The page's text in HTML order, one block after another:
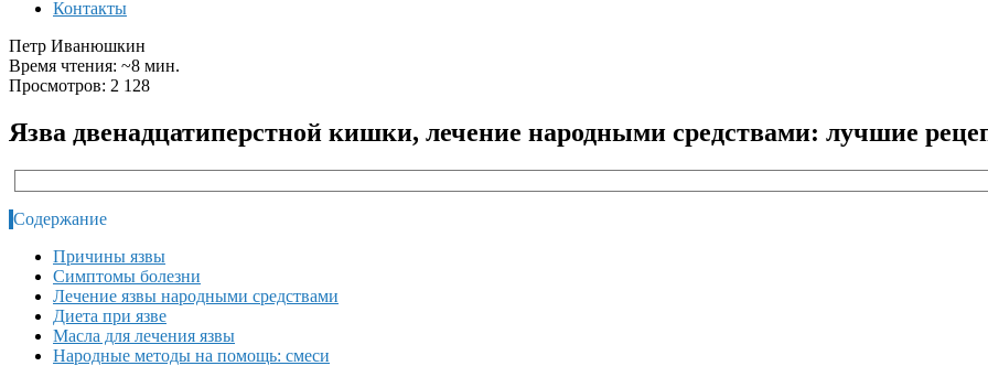
Контакты
Петр Иванюшкин
Время чтения: ~8 мин.
Просмотров: 2 128
Язва двенадцатиперстной кишки, лечение народными средствами: лучшие
Содержание
Причины язвы
Симптомы болезни
Лечение язвы народными средствами
Диета при язве
Масла для лечения язвы
Народные методы на помощь: смеси